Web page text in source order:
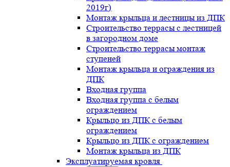
2019г)
Монтаж крыльца и лестницы из ДПК
Строительство террасы с лестницей
в загородном доме
Строительство террасы монтаж
ступеней
Монтаж крыльца и ограждения из
ДПК
Входная группа
Входная группа с белым
ограждением
Крыльцо из ДПК с белым
ограждением
Крыльцо из ДПК с ограждением
Монтаж крыльца из ДПК
Эксплуатируемая кровля